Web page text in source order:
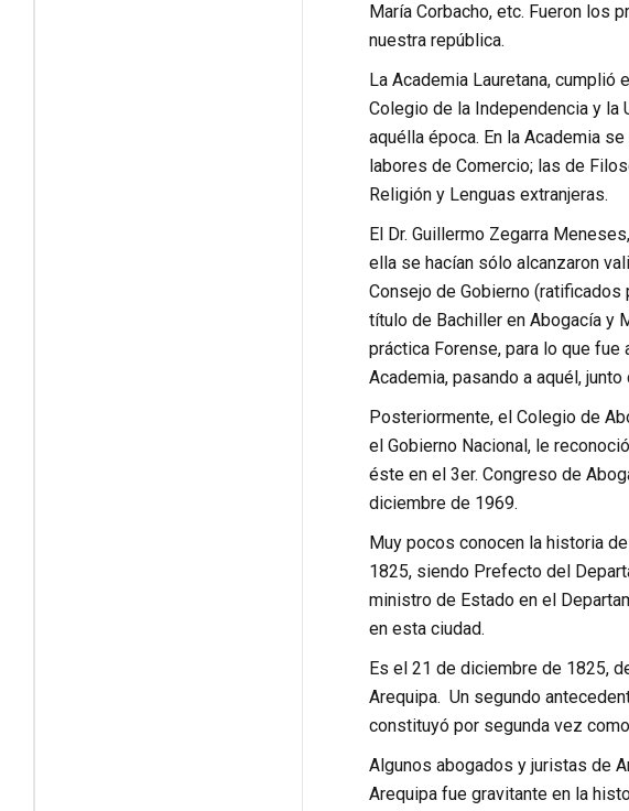
María Corbacho, etc. Fueron los
nuestra república.
La Academia Lauretana,
Colegio de la Independencia y
aquélla época. En la Academia
labores de Comercio; las de
Religión y Lenguas extranjeras.
El Dr. Guillermo Zegarra
ella se hacían sólo alcanzaron
Consejo de Gobierno
título de Bachiller en Abogacía y
práctica Forense, para lo que
Academia, pasando a aquél,
Posteriormente, el Colegio de
el Gobierno Nacional, le
éste en el 3er. Congreso de
diciembre de 1969.
Muy pocos conocen la historia
1825, siendo Prefecto del
ministro de Estado en el
en esta ciudad.
Es el 21 de diciembre de 1825,
Arequipa. Un segundo
constituyó por segunda vez
Algunos abogados y juristas de
Arequipa fue gravitante en la